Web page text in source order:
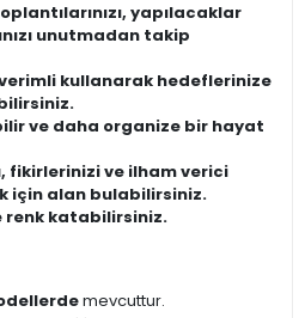
yapılacaklar
unutmadan takip
verimli kullanarak hedeflerinize
ve daha organize bir hayat
fikirlerinizi ve ilham verici
için alan bulabilirsiniz.
renk katabilirsiniz.
mevcuttur.